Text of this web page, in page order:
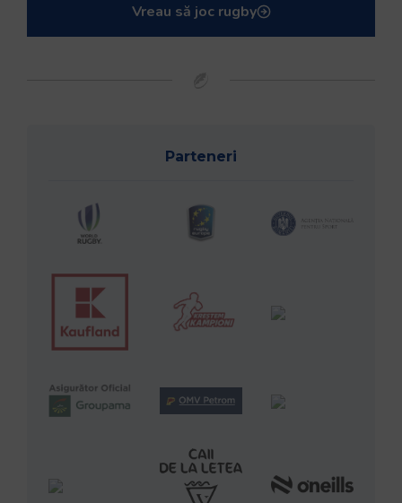
Vreau să joc rugby
Parteneri